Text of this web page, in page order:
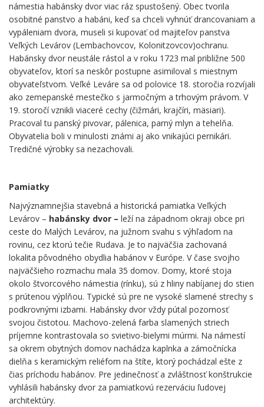
námestia habánsky dvor viac ráz spustošený. Obec tvorila
osobitné panstvo a habáni, keď sa chceli vyhnúť drancovaniam a
vypáleniam dvora, museli si kupovať od majiteľov panstva
Veľkých Levárov (Lembachovcov, Kolonitzovcov)ochranu.
Habánsky dvor neustále rástol a v roku 1723 mal približne 500
obyvateľov, ktorí sa neskôr postupne asimiloval s miestnym
obyvateľstvom. Veľké Leváre sa od polovice 18. storočia rozvíjali
ako zemepanské mestečko s jarmočným a trhovým právom. V
19. storočí vznikli viaceré cechy (čižmári, krajčíri, mäsiari).
Pracoval tu panský pivovar, pálenica, parný mlyn a tehelňa.
Obyvatelia boli v minulosti známi aj ako vnikajúci pernikári.
Tredičné výrobky sa nezachovali.
Pamiatky
Najvýznamnejšia stavebná a historická pamiatka Veľkých
Levárov – habánsky dvor – leží na západnom okraji obce pri
ceste do Malých Levárov, na južnom svahu s výhľadom na
rovinu, cez ktorú tečie Rudava. Je to najväčšia zachovaná
lokalita pôvodného obydlia habánov v Európe. V čase svojho
najväčšieho rozmachu mala 35 domov. Domy, ktoré stoja
okolo štvorcového námestia (rínku), sú z hliny nabíjanej do stien
s prútenou výplňou. Typické sú pre ne vysoké slamené strechy s
podkrovnými izbami. Habánsky dvor vždy pútal pozornosť
svojou čistotou. Machovo-zelená farba slamených striech
príjemne kontrastovala so svietivo-bielymi múrmi. Na námestí
sa okrem obytných domov nachádza kaplnka a zámočnícka
dielňa s keramickým reliéfom na štíte, ktorý pochádzal ešte z
čias príchodu habánov. Pre jedinečnosť a zvláštnosť konštrukcie
vyhlásili habánsky dvor za pamiatkovú rezerváciu ľudovej
architektúry.